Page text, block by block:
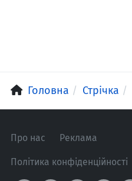
Головна Стрічка
Про нас Реклама
Політика конфіденційності